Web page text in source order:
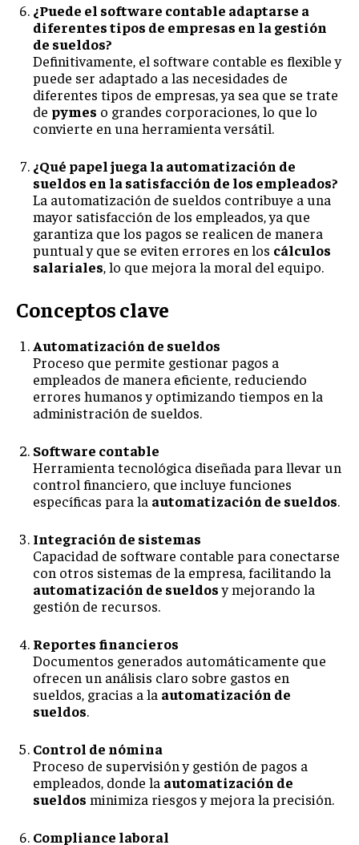
¿Puede el software contable adaptarse a
diferentes tipos de empresas en la gestión
de sueldos?
Definitivamente, el software contable es flexible y
puede ser adaptado a las necesidades de
diferentes tipos de empresas, ya sea que se trate
de pymes o grandes corporaciones, lo que lo
convierte en una herramienta versátil.
¿Qué papel juega la automatización de
sueldos en la satisfacción de los empleados?
La automatización de sueldos contribuye a una
mayor satisfacción de los empleados, ya que
garantiza que los pagos se realicen de manera
puntual y que se eviten errores en los cálculos
salariales, lo que mejora la moral del equipo.
Conceptos clave
Automatización de sueldos
Proceso que permite gestionar pagos a
empleados de manera eficiente, reduciendo
errores humanos y optimizando tiempos en la
administración de sueldos.
Software contable
Herramienta tecnológica diseñada para llevar un
control financiero, que incluye funciones
específicas para la automatización de sueldos.
Integración de sistemas
Capacidad de software contable para conectarse
con otros sistemas de la empresa, facilitando la
automatización de sueldosy mejorando la
gestión de recursos.
Reportes financieros
Documentos generados automáticamente que
ofrecen un análisis claro sobre gastos en
sueldos, gracias a la automatización de
sueldos.
Control de nómina
Proceso de supervisión y gestión de pagos a
empleados, donde la automatización de
sueldos minimiza riesgos y mejora la precisión.
Compliance laboral